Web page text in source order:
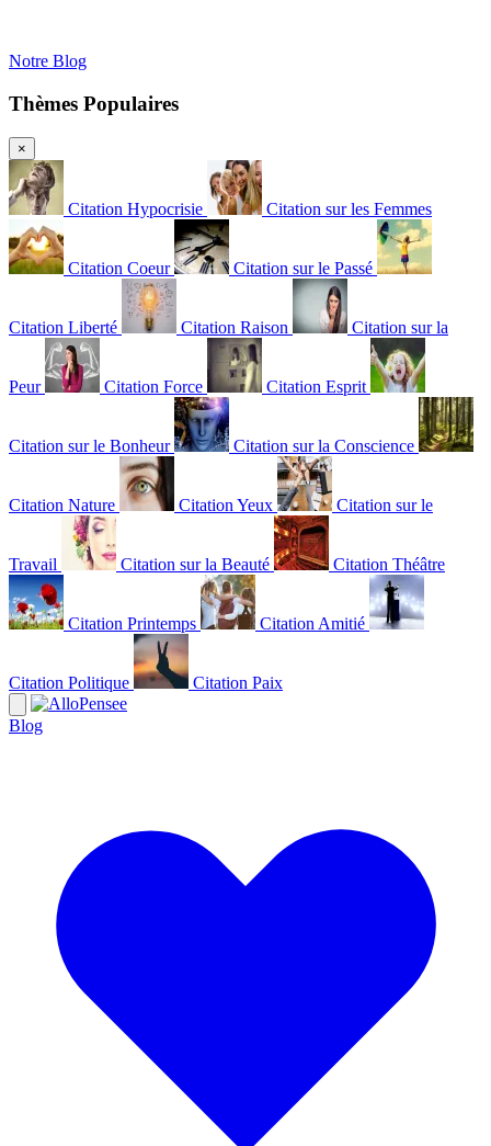
Notre Blog
Thèmes Populaires
×
Citation Hypocrisie Citation sur les Femmes
Citation Coeur Citation sur le Passé
Citation Liberté Citation Raison Citation sur la
Peur Citation Force Citation Esprit
Citation sur le Bonheur Citation sur la Conscience
Citation Nature Citation Yeux Citation sur le
Travail Citation sur la Beauté Citation Théâtre
Citation Printemps Citation Amitié
Citation Politique Citation Paix
Blog